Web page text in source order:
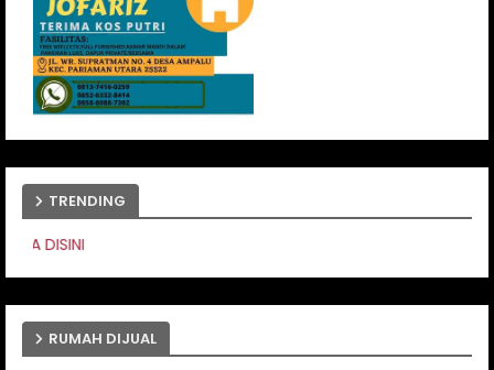
TRENDING
RUMAH DIJUAL